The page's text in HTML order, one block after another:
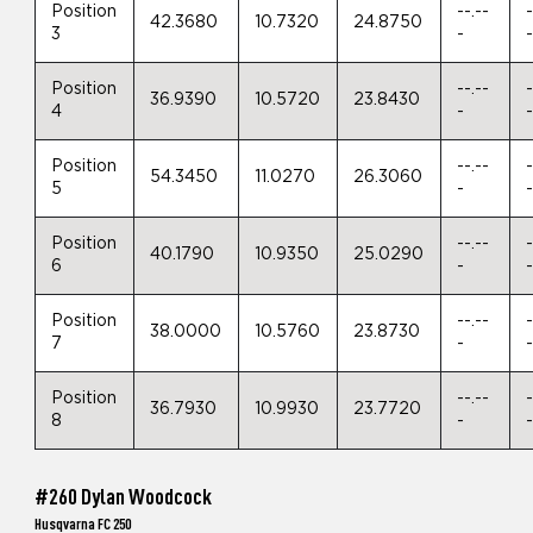
Position
3
42.3680 10.7320 24.8750
--.--
-
-
Position
4
36.9390 10.5720 23.8430
--.--
-
-
Position
5
54.3450 11.0270 26.3060
--.--
-
-
Position
6
40.1790 10.9350 25.0290
--.--
-
-
Position
7
38.0000 10.5760 23.8730
--.--
-
-
Position
8
36.7930 10.9930 23.7720
--.--
-
-
#260 Dylan Woodcock
Husqvarna FC 250